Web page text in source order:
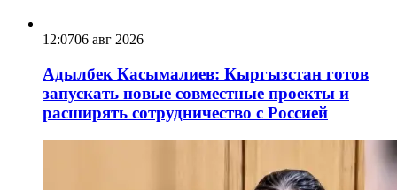
12:0706 авг 2026
Адылбек Касымалиев: Кыргызстан готов
запускать новые совместные проекты и
расширять сотрудничество с Россией